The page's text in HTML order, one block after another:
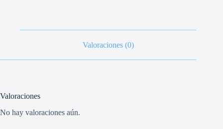
Valoraciones (0)
Valoraciones
No hay valoraciones aún.